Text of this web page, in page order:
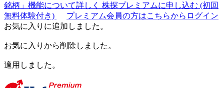
銘柄」機能について詳しく 株探プレミアムに申し込む (初回
無料体験付き)
プレミアム会員の方はこちらからログイン
お気に入りに追加しました。
お気に入りから削除しました。
適用しました。